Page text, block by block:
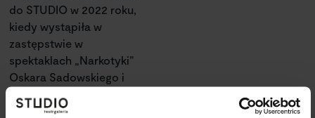
do STUDIO w 2022 roku,
kiedy wystąpiła w
zastępstwie w
spektaklach „Narkotyki”
Oskara Sadowskiego i
Marcina Libera. Wiktorio,